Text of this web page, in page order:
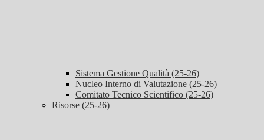
Sistema Gestione Qualità (25-26)
Nucleo Interno di Valutazione (25-26)
Comitato Tecnico Scientifico (25-26)
Risorse (25-26)